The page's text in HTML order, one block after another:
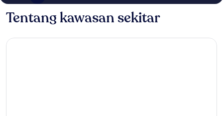
Tentang kawasan sekitar